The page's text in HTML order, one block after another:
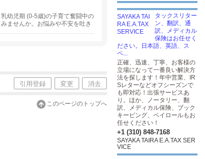
幼児期 (0-5歳)の子育て奮闘中の
ませんか。お悩みや不安を吐き
引用登録 変更 消去
このページのトップへ
タックスリター
ン、翻訳、通
訳、メディカル
保険はお任せく
ださい。日本語、英語、ス
ペ...
正確、迅速、丁寧、お客様の
立場になって一番良い解決方
法を探します！年中営業、IR
Sレターなどオフシーズンで
も即対応！出張サービスあ
り。ほか、ノータリー、翻
訳、メディカル保険、ブック
キーピング、ペイロールもお
任せください！
+1 (310) 848-7168
SAYAKA TAIRA E.A.TAX SER
VICE